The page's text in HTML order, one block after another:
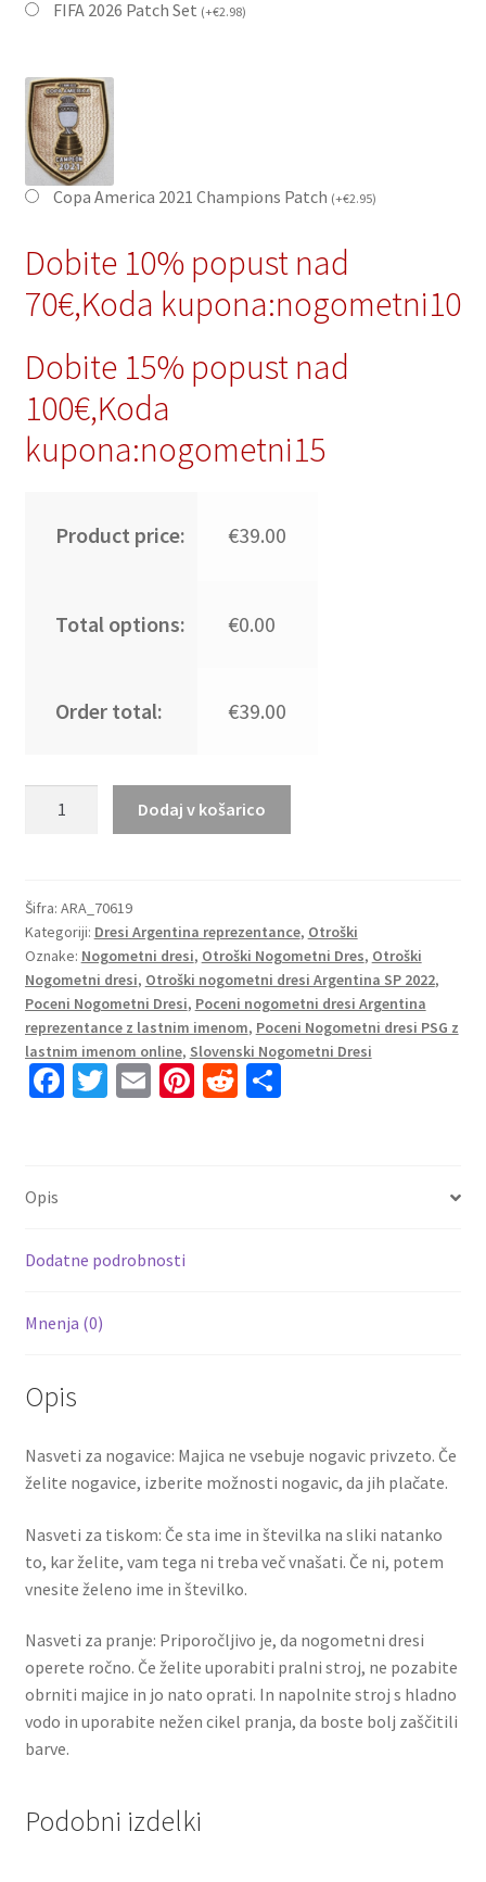
FIFA 2026 Patch Set (+€2.98)
Copa America 2021 Champions Patch (+€2.95)
Dobite 10% popust nad
70€,Koda kupona:nogometni10
Dobite 15% popust nad
100€,Koda
kupona:nogometni15
Product price: €39.00
Total options: €0.00
Order total: €39.00
Gostujoči
SP
2022
Kratek
Rokav
+
Kratke
hlače
Dodaj v košarico
Šifra: ARA_70619
Kategoriji: Dresi Argentina reprezentance, Otroški
Oznake: Nogometni dresi, Otroški Nogometni Dres, Otroški
Nogometni dresi, Otroški nogometni dresi Argentina SP 2022,
Poceni Nogometni Dresi, Poceni nogometni dresi Argentina
reprezentance z lastnim imenom, Poceni Nogometni dresi PSG z
lastnim imenom online, Slovenski Nogometni Dresi
Fa
k
T E Pi R S
Opis
Dodatne podrobnosti
Mnenja (0)
Opis
Nasveti za nogavice: Majica ne vsebuje nogavic privzeto. Če
želite nogavice, izberite možnosti nogavic, da jih plačate.
Nasveti za tiskom: Če sta ime in številka na sliki natanko
to, kar želite, vam tega ni treba več vnašati. Če ni, potem
vnesite želeno ime in številko.
Nasveti za pranje: Priporočljivo je, da nogometni dresi
operete ročno. Če želite uporabiti pralni stroj, ne pozabite
obrniti majice in jo nato oprati. In napolnite stroj s hladno
vodo in uporabite nežen cikel pranja, da boste bolj zaščitili
barve.
Podobni izdelki